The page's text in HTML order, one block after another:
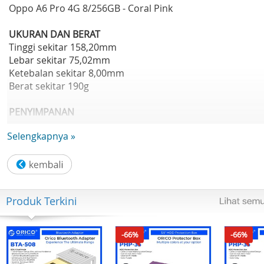
Oppo A6 Pro 4G 8/256GB - Coral Pink
UKURAN DAN BERAT
Tinggi sekitar 158,20mm
Lebar sekitar 75,02mm
Ketebalan sekitar 8,00mm
Berat sekitar 190g
PENYIMPANAN
8GB + 256GB
Spesifikasi ROM: UFS 2.2
Kartu Penyimpanan Telepon: Didukung
USB OTG: Didukung
LAYAR
Ukuran: 6,57"
Rasio Layar: 93,0%
Resolusi: FHD+ 2372 × 1080 Piksel
Selengkapnya »
Produk Terkini
-66% -66%